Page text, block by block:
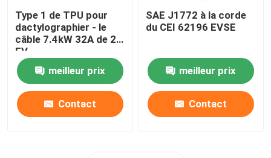
Type 1 de TPU pour
dactylographier - le
câble 7.4kW 32A de 2
EV
meilleur prix
Contact
SAE J1772 à la corde
du CEI 62196 EVSE
meilleur prix
Contact